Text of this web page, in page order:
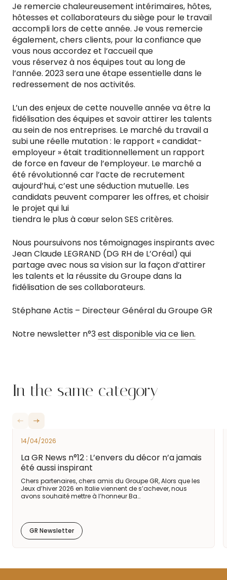
Je remercie chaleureusement intérimaires, hôtes,
hôtesses et collaborateurs du siège pour le travail
accompli lors de cette année. Je vous remercie
également, chers clients, pour la confiance que
vous nous accordez et l’accueil que
vous réservez à nos équipes tout au long de
l’année. 2023 sera une étape essentielle dans le
redressement de nos activités.
L’un des enjeux de cette nouvelle année va être la
fidélisation des équipes et savoir attirer les talents
au sein de nos entreprises. Le marché du travail a
subi une réelle mutation : le rapport « candidat-
employeur » était traditionnellement un rapport
de force en faveur de l’employeur. Le marché a
été révolutionné car l’acte de recrutement
aujourd’hui, c’est une séduction mutuelle. Les
candidats peuvent comparer les offres, et choisir
le projet qui lui
tiendra le plus à cœur selon SES critères.
Nous poursuivons nos témoignages inspirants avec
Jean Claude LEGRAND (DG RH de L’Oréal) qui
partage avec nous sa vision sur la façon d’attirer
les talents et la réussite du Groupe dans la
fidélisation de ses collaborateurs.
Stéphane Actis – Directeur Général du Groupe GR
Notre newsletter n°3est disponible via ce lien.
In the same category
14/04/2026
La GR News n°12 : L’envers du décor n’a jamais
été aussi inspirant
Chers partenaires, chers amis du Groupe GR, Alors que les
Jeux d’hiver 2026 en Italie viennent de s’achever, nous
avons souhaité mettre à l’honneur Ba…
GR Newsletter